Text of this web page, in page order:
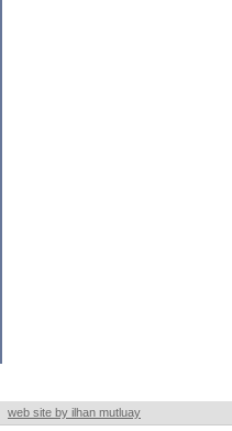
web site by ilhan mutluay